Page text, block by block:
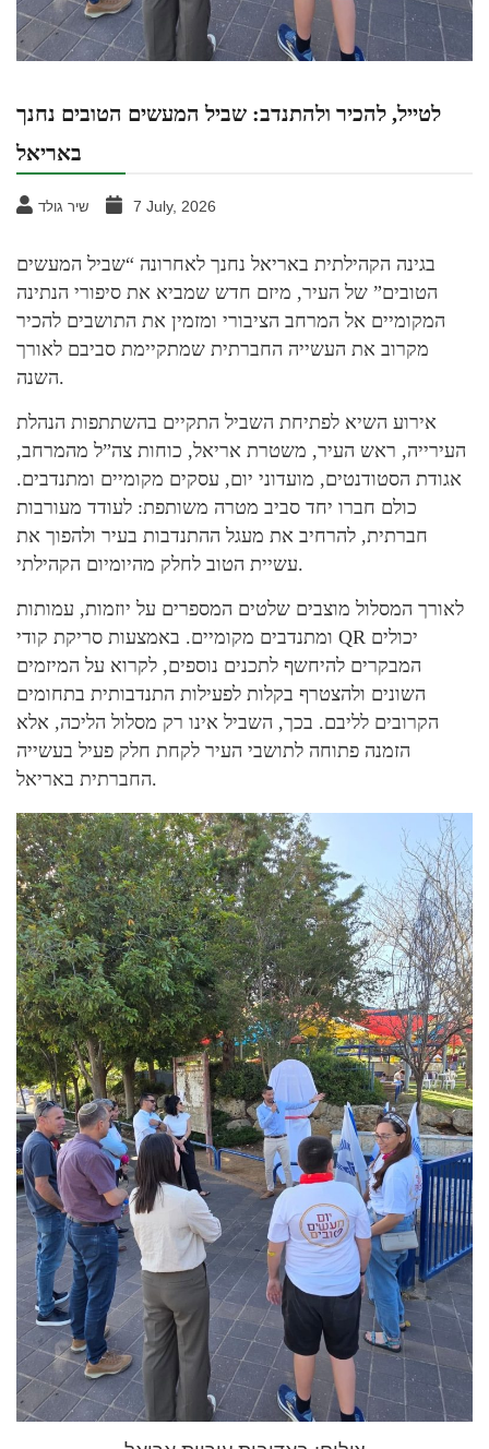
לטייל, להכיר ולהתנדב: שביל המעשים הטובים נחנך
באריאל
שיר גולד 7 July, 2026
בגינה הקהילתית באריאל נחנך לאחרונה “שביל המעשים
הטובים” של העיר, מיזם חדש שמביא את סיפורי הנתינה
המקומיים אל המרחב הציבורי ומזמין את התושבים להכיר
מקרוב את העשייה החברתית שמתקיימת סביבם לאורך
השנה.
אירוע השיא לפתיחת השביל התקיים בהשתתפות הנהלת
העירייה, ראש העיר, משטרת אריאל, כוחות צה”ל מהמרחב,
אגודת הסטודנטים, מועדוני יום, עסקים מקומיים ומתנדבים.
כולם חברו יחד סביב מטרה משותפת: לעודד מעורבות
חברתית, להרחיב את מעגל ההתנדבות בעיר ולהפוך את
עשיית הטוב לחלק מהיומיום הקהילתי.
לאורך המסלול מוצבים שלטים המספרים על יוזמות, עמותות
ומתנדבים מקומיים. באמצעות סריקת קודי QR יכולים
המבקרים להיחשף לתכנים נוספים, לקרוא על המיזמים
השונים ולהצטרף בקלות לפעילות התנדבותית בתחומים
הקרובים לליבם. בכך, השביל אינו רק מסלול הליכה, אלא
הזמנה פתוחה לתושבי העיר לקחת חלק פעיל בעשייה
החברתית באריאל.